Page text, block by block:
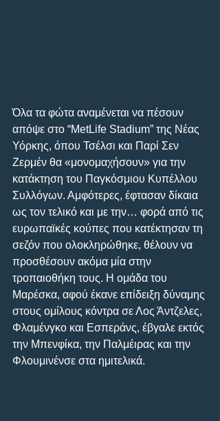
Όλα τα φώτα αναμένεται να πέσουν
απόψε στο “ΜetLife Stadium” της Νέας
Υόρκης, όπου Τσέλσι και Παρί Σεν
Ζερμέν θα «μονομαχήσουν» για την
κατάκτηση του Παγκόσμιου Κυπέλλου
Συλλόγων. Αμφότερες, έφτασαν δίκαια
ως τον τελικό και με την… φορά από τις
ευρωπαϊκές κούπες που κατέκτησαν τη
σεζόν που ολοκληρώθηκε, θέλουν να
προσθέσουν ακόμα μία στην
τροπαιοθήκη τους. Η ομάδα του
Μαρέσκα, αφού έκανε επίδειξη δύναμης
στους ομίλους κόντρα σε Λος Άντζελες,
Φλαμένγκο και Εσπεράνς, έβγαλε εκτός
την Μπενφίκα, την Παλμέιρας και την
Φλουμινένσε στα ημιτελικά.